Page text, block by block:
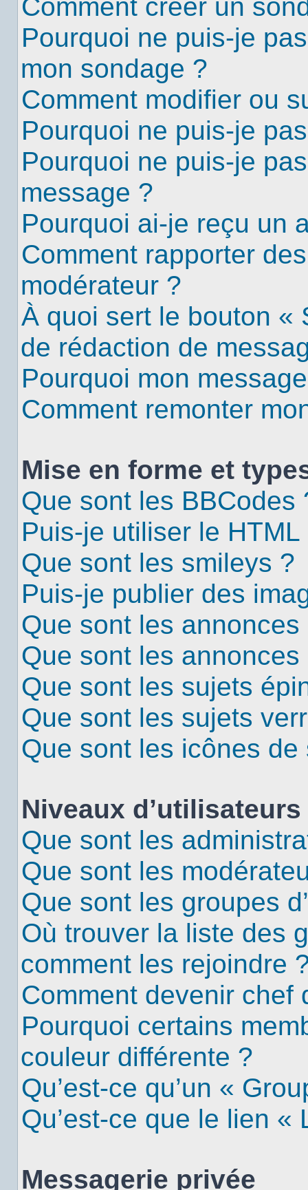
Comment créer un
Pourquoi ne puis-je
mon sondage ?
Comment modifier ou
Pourquoi ne puis-je
Pourquoi ne puis-je
message ?
Pourquoi ai-je reçu un
Comment rapporter
modérateur ?
À quoi sert le bouton «
de rédaction de
Pourquoi mon
Comment remonter
Mise en forme et
Que sont les BBCodes
Puis-je utiliser le HTML
Que sont les smileys ?
Puis-je publier des
Que sont les
Que sont les annonces
Que sont les sujets
Que sont les sujets
Que sont les icônes de
Niveaux
Que sont les
Que sont les
Que sont les groupes
Où trouver la liste des
comment les rejoindre
Comment devenir chef
Pourquoi certains
couleur différente ?
Qu’est-ce qu’un «
Qu’est-ce que le lien «
Messagerie privée